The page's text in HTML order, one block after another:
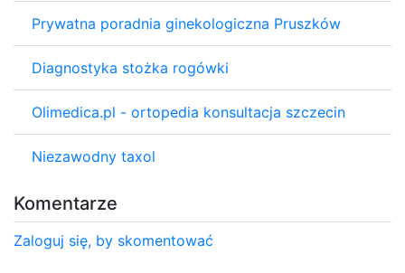
Prywatna poradnia ginekologiczna Pruszków
Diagnostyka stożka rogówki
Olimedica.pl - ortopedia konsultacja szczecin
Niezawodny taxol
Komentarze
Zaloguj się, by skomentować